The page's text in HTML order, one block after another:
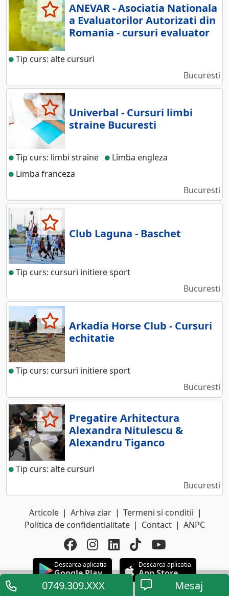
0749.309.XXX Mesaj
ANEVAR - Asociatia Nationala
a Evaluatorilor Autorizati din
Romania - cursuri evaluator
Tip curs: alte cursuri
Bucuresti
Univerbal - Cursuri limbi
straine Bucuresti
Tip curs: limbi straine
Limba engleza
Limba franceza
Bucuresti
Club Laguna - Baschet
Tip curs: cursuri initiere sport
Bucuresti
Arkadia Horse Club - Cursuri
echitatie
Tip curs: cursuri initiere sport
Bucuresti
Pregatire Arhitectura
Alexandra Nitulescu &
Alexandru Tiganco
Tip curs: alte cursuri
Bucuresti
Articole | Arhiva ziar | Termeni si conditii |
Politica de confidentialitate | Contact | ANPC
Descarca aplicatia
Google Play
Descarca aplicatia
App Store